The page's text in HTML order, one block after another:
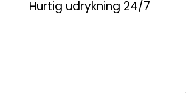
Hurtig udrykning 24/7